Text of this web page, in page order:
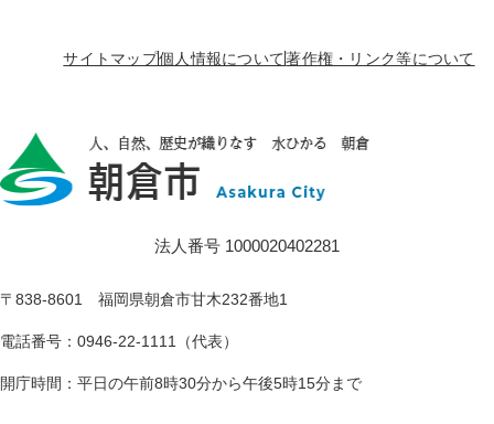
サイトマップ個人情報について著作権・リンク等について
法人番号 1000020402281
〒838-8601 福岡県朝倉市甘木232番地1
電話番号：0946-22-1111（代表）
開庁時間：平日の午前8時30分から午後5時15分まで